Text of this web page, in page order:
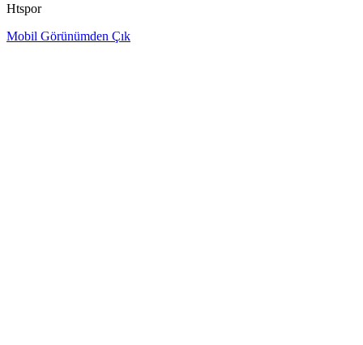
Htspor
Mobil Görünümden Çık